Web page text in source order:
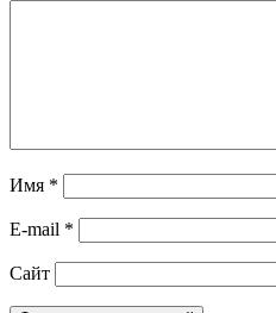
Имя *
E-mail *
Сайт